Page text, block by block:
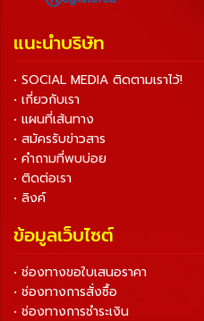
แนะนำบริษัท
• SOCIAL MEDIA ติดตามเราไว้!
• เกี่ยวกับเรา
• แผนที่เส้นทาง
• สมัครรับข่าวสาร
• คำถามที่พบบ่อย
• ติดต่อเรา
• ลิงค์
ข้อมูลเว็บไซต์
• ช่องทางขอใบเสนอราคา
• ช่องทางการสั่งซื้อ
• ช่องทางการชำระเงิน